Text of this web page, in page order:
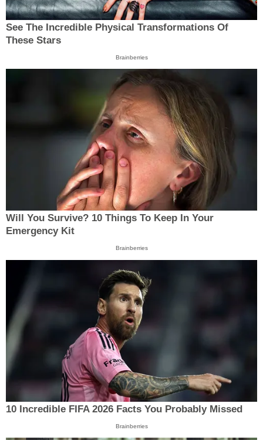
See The Incredible Physical Transformations Of
These Stars
Brainberries
Will You Survive? 10 Things To Keep In Your
Emergency Kit
Brainberries
10 Incredible FIFA 2026 Facts You Probably Missed
Brainberries